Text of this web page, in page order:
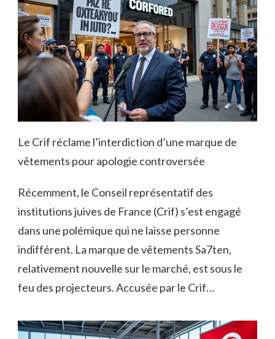
Le Crif réclame l’interdiction d’une marque de
vêtements pour apologie controversée
Récemment, le Conseil représentatif des
institutions juives de France (Crif) s’est engagé
dans une polémique qui ne laisse personne
indifférent. La marque de vêtements Sa7ten,
relativement nouvelle sur le marché, est sous le
feu des projecteurs. Accusée par le Crif…